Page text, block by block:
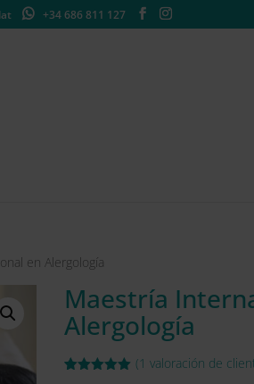
+34 686 811 127
en Alergología
Maestría
Alergología
(1 valoración de